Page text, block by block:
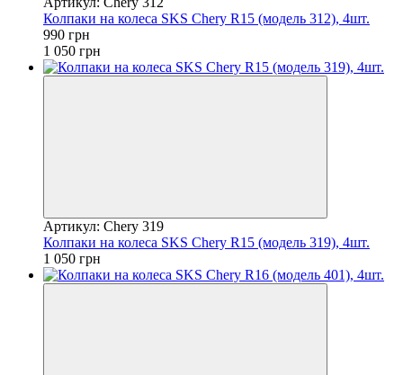
Колпаки на колеса SKS Chery R15 (модель 312), 4шт.
990 грн
1 050 грн
Артикул: Chery 319
Колпаки на колеса SKS Chery R15 (модель 319), 4шт.
1 050 грн